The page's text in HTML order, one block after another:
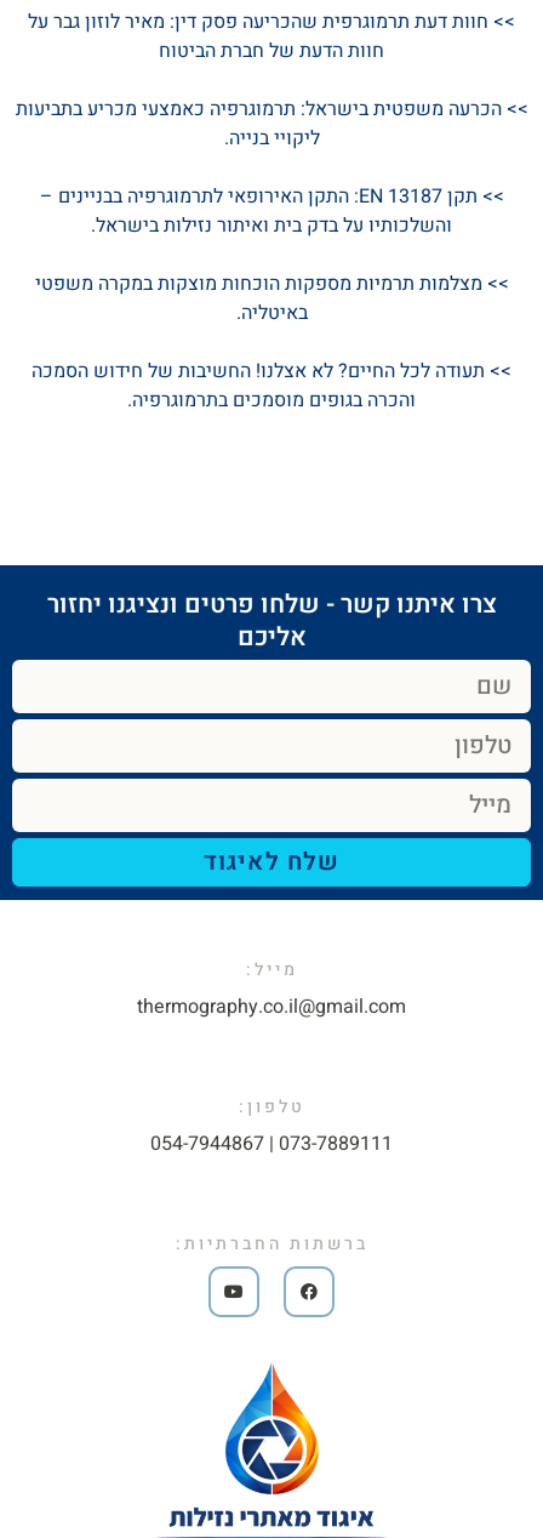
>> חוות דעת תרמוגרפית שהכריעה פסק דין: מאיר לוזון גבר על
חוות הדעת של חברת הביטוח
>> הכרעה משפטית בישראל: תרמוגרפיה כאמצעי מכריע בתביעות
ליקויי בנייה.
>> תקן EN 13187: התקן האירופאי לתרמוגרפיה בבניינים –
והשלכותיו על בדק בית ואיתור נזילות בישראל.
>> מצלמות תרמיות מספקות הוכחות מוצקות במקרה משפטי
באיטליה.
>> תעודה לכל החיים? לא אצלנו! החשיבות של חידוש הסמכה
והכרה בגופים מוסמכים בתרמוגרפיה.
צרו איתנו קשר - שלחו פרטים ונציגנו יחזור
אליכם​
שלח לאיגוד
מייל:​
thermography.co.il@gmail.com​
טלפון:
073-7889111 | 054-7944867​
ברשתות החברתיות: